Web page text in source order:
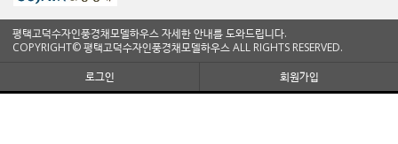
평택고덕수자인풍경채모델하우스 자세한 안내를 도와드립니다.
COPYRIGHT© 평택고덕수자인풍경채모델하우스 ALL RIGHTS RESERVED.
로그인
회원가입